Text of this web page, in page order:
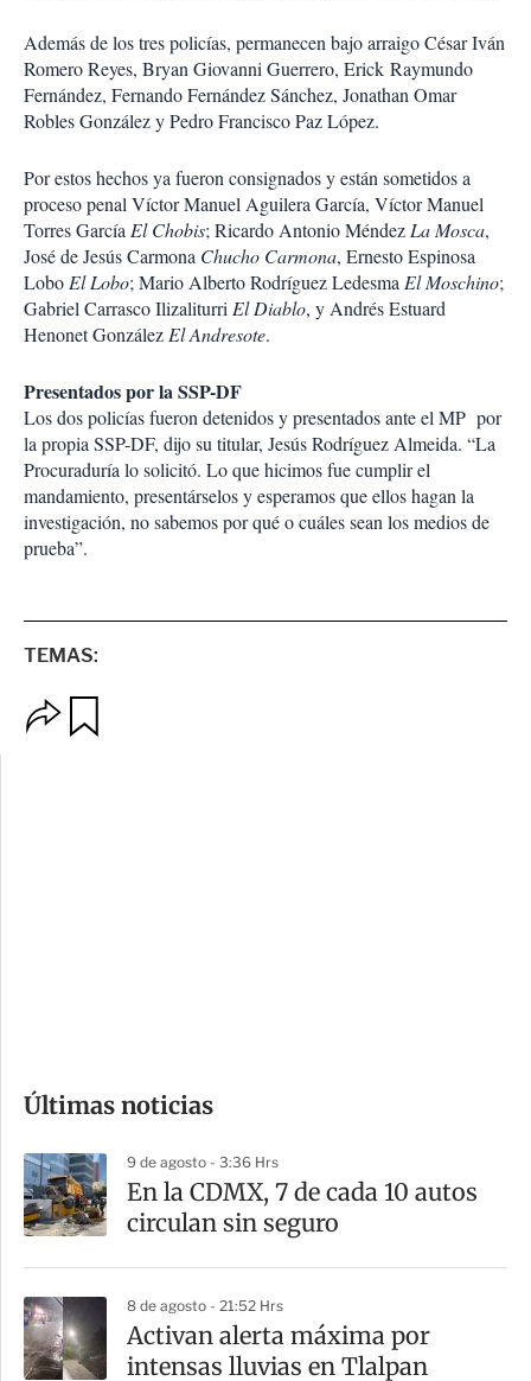
Además de los tres policías, permanecen bajo arraigo César Iván
Romero Reyes, Bryan Giovanni Guerrero, Erick Raymundo
Fernández, Fernando Fernández Sánchez, Jonathan Omar
Robles González y Pedro Francisco Paz López.
Por estos hechos ya fueron consignados y están sometidos a
proceso penal Víctor Manuel Aguilera García, Víctor Manuel
Torres GarcíaEl Chobis; Ricardo Antonio MéndezLa Mosca,
José de Jesús Carmona Chucho Carmona, Ernesto Espinosa
LoboEl Lobo; Mario Alberto Rodríguez LedesmaEl Moschino;
Gabriel Carrasco IlizaliturriEl Diablo, y Andrés Estuard
Henonet GonzálezEl Andresote.
Presentados por la SSP-DF
Los dos policías fueron detenidos y presentados ante el MP por
la propia SSP-DF, dijo su titular, Jesús Rodríguez Almeida. “La
Procuraduría lo solicitó. Lo que hicimos fue cumplir el
mandamiento, presentárselos y esperamos que ellos hagan la
investigación, no sabemos por qué o cuáles sean los medios de
prueba”.
TEMAS:
m
a
r
t
r
Últimas noticias
9 de agosto - 3:36 Hrs
En la CDMX, 7 de cada 10 autos
circulan sin seguro
8 de agosto - 21:52 Hrs
Activan alerta máxima por
intensas lluvias en Tlalpan